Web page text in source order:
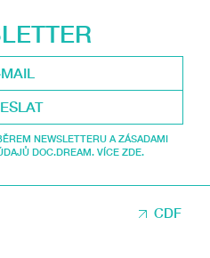
NEWSLETTERU A ZÁSADAMI
DOC.DREAM. VÍCE ZDE.
CDF